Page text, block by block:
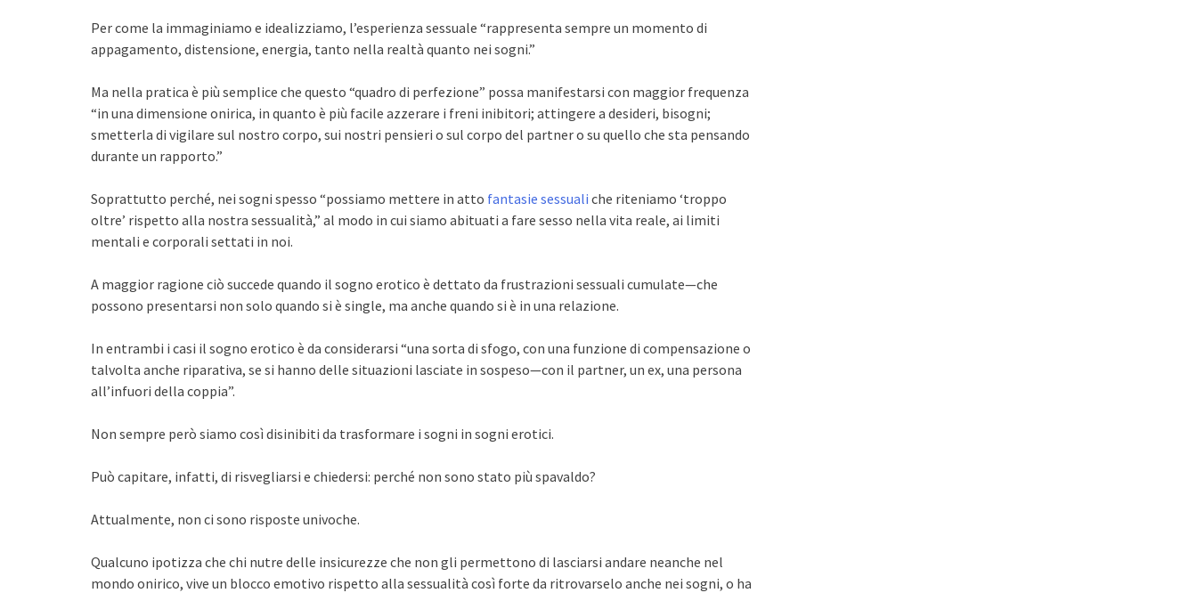
Per come la immaginiamo e idealizziamo, l’esperienza sessuale “rappresenta sempre un momento di
appagamento, distensione, energia, tanto nella realtà quanto nei sogni.”
Ma nella pratica è più semplice che questo “quadro di perfezione” possa manifestarsi con maggior frequenza
“in una dimensione onirica, in quanto è più facile azzerare i freni inibitori; attingere a desideri, bisogni;
smetterla di vigilare sul nostro corpo, sui nostri pensieri o sul corpo del partner o su quello che sta pensando
durante un rapporto.”
Soprattutto perché, nei sogni spesso “possiamo mettere in atto fantasie sessuali che riteniamo ‘troppo
oltre’ rispetto alla nostra sessualità,” al modo in cui siamo abituati a fare sesso nella vita reale, ai limiti
mentali e corporali settati in noi.
A maggior ragione ciò succede quando il sogno erotico è dettato da frustrazioni sessuali cumulate—che
possono presentarsi non solo quando si è single, ma anche quando si è in una relazione.
In entrambi i casi il sogno erotico è da considerarsi “una sorta di sfogo, con una funzione di compensazione o
talvolta anche riparativa, se si hanno delle situazioni lasciate in sospeso—con il partner, un ex, una persona
all’infuori della coppia”.
Non sempre però siamo così disinibiti da trasformare i sogni in sogni erotici.
Può capitare, infatti, di risvegliarsi e chiedersi: perché non sono stato più spavaldo?
Attualmente, non ci sono risposte univoche.
Qualcuno ipotizza che chi nutre delle insicurezze che non gli permettono di lasciarsi andare neanche nel
mondo onirico, vive un blocco emotivo rispetto alla sessualità così forte da ritrovarselo anche nei sogni, o ha